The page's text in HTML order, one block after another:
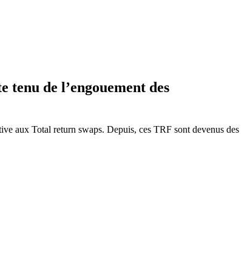
de l’engouement des
aux Total return swaps. Depuis, ces TRF sont devenus des